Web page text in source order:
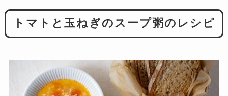
トマトと玉ねぎのスープ粥のレシピ